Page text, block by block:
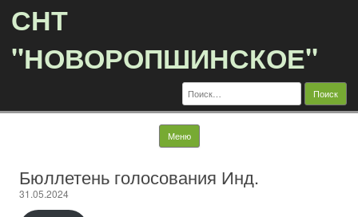
СНТ
"НОВОРОПШИНСКОЕ"
Найти:
Меню Перейти к содержимому
Бюллетень голосования Инд.
31.05.2024